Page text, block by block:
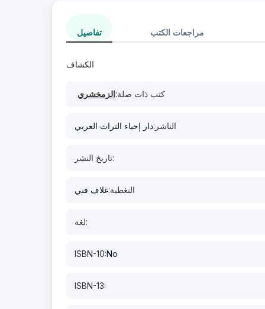
تفاصيل مراجعات الكتب
الكشاف
كتب ذات صلة:الزمخشري
الناشر:دار إحياء التراث العربي
تاريخ النشر:
التغطية:غلاف فني
لغة:
ISBN-10:No
ISBN-13: